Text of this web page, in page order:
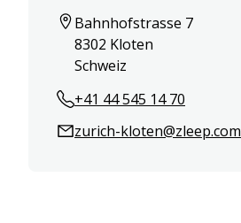
Bahnhofstrasse 7
8302 Kloten
Schweiz
+41 44 545 14 70
zurich-kloten@zleep.com